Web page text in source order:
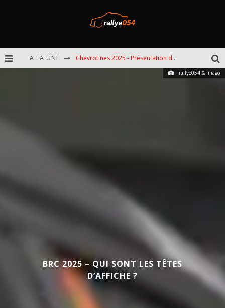
A LA UNE Chevrotines 2025 - Présentation de l'épreuve
EBR 2025 - Présentation de l'épreuve
rallye054 & Imago
BRC 2025 – QUI SONT LES TÊTES
D’AFFICHE ?